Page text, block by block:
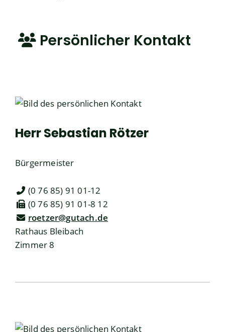
Persönlicher Kontakt
HerrSebastian Rötzer
Bürgermeister
(0 76 85) 91 01-12
(0 76 85) 91 01-8 12
roetzer@gutach.de
Rathaus Bleibach
Zimmer 8